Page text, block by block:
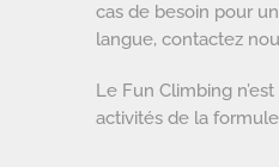
cas de besoin pour
langue, contactez
Le Fun Climbing
activités de la